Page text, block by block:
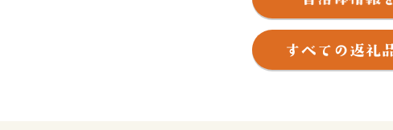
また、カニの町枝幸が作った毛がに
テキスト、動画でご用意しています